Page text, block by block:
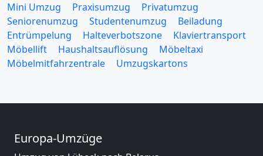
Mini Umzug
Praxisumzug
Privatumzug
Seniorenumzug
Studentenumzug
Beiladung
Entrümpelung
Halteverbotszone
Klaviertransport
Möbellift
Haushaltsauflösung
Möbeltaxi
Möbelmitfahrzentrale
Umzugskartons
Europa-Umzüge